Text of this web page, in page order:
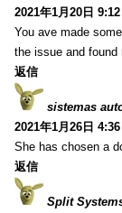
2021年1月20日
You ave made
the issue and found
返信
sistemas
2021年1月26日
She has chosen a
返信
Split